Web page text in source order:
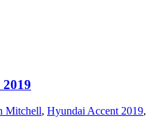
Mitchell, Hyundai Accent 2019,